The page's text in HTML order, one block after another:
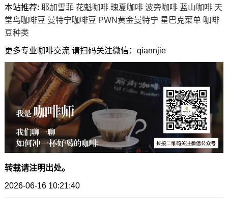
本站推荐: 耶加雪菲 花魁咖啡 瑰夏咖啡 波旁咖啡 蓝山咖啡 天
堂鸟咖啡豆 曼特宁咖啡豆 PWN黄金曼特宁 星巴克菜单 咖啡
豆种类
更多专业咖啡交流 请扫码关注微信：qiannjie
转载请注明出处。
2026-06-16 10:21:40